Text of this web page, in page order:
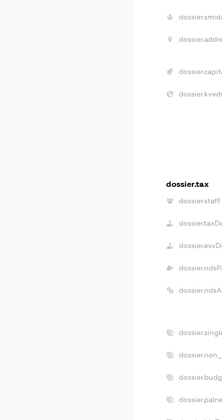
dossier.tax
dossier.staff